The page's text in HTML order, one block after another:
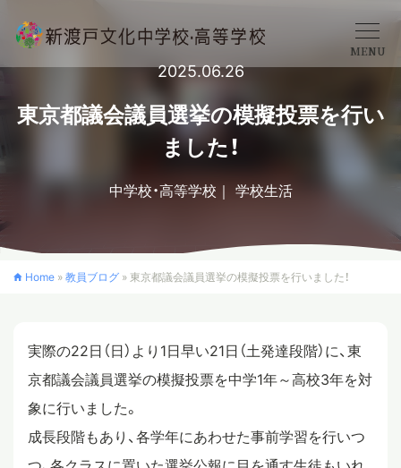
学校概要
中学校
クロスカリキュラム
スタディツアー
MENU
2025.06.26
東京都議会議員選挙の模擬投票を行い
ました！
中学校・高等学校 学校生活
Home » 教員ブログ » 東京都議会議員選挙の模擬投票を行いました！
実際の22日（日）より1日早い21日（土発達段階）に、東
京都議会議員選挙の模擬投票を中学1年～高校3年を対
象に行いました。
成長段階もあり、各学年にあわせた事前学習を行いつ